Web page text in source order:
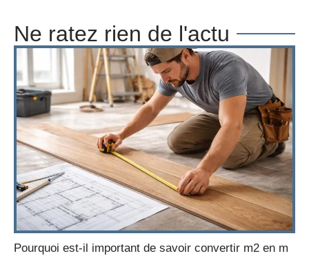
Ne ratez rien de l'actu
Pourquoi est-il important de savoir convertir m2 en m